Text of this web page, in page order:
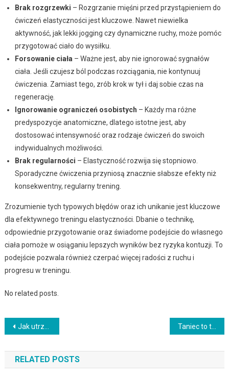
Brak rozgrzewki – Rozgrzanie mięśni przed przystąpieniem do
ćwiczeń elastyczności jest kluczowe. Nawet niewielka
aktywność, jak lekki jogging czy dynamiczne ruchy, może pomóc
przygotować ciało do wysiłku.
Forsowanie ciała– Ważne jest, aby nie ignorować sygnałów
ciała. Jeśli czujesz ból podczas rozciągania, nie kontynuuj
ćwiczenia. Zamiast tego, zrób krok w tył i daj sobie czas na
regenerację.
Ignorowanie ograniczeń osobistych – Każdy ma różne
predyspozycje anatomiczne, dlatego istotne jest, aby
dostosować intensywność oraz rodzaje ćwiczeń do swoich
indywidualnych możliwości.
Brak regularności – Elastyczność rozwija się stopniowo.
Sporadyczne ćwiczenia przyniosą znacznie słabsze efekty niż
konsekwentny, regularny trening.
Zrozumienie tych typowych błędów oraz ich unikanie jest kluczowe
dla efektywnego treningu elastyczności. Dbanie o technikę,
odpowiednie przygotowanie oraz świadome podejście do własnego
ciała pomoże w osiąganiu lepszych wyników bez ryzyka kontuzji. To
podejście pozwala również czerpać więcej radości z ruchu i
progresu w treningu.
No related posts.
Nawigacja
wpisu
Jak utrzymać równowagę pomiędzy treningiem a codziennym życiem? Taniec to teatr: jak budować historie za pomocą ruchu
RELATED POSTS